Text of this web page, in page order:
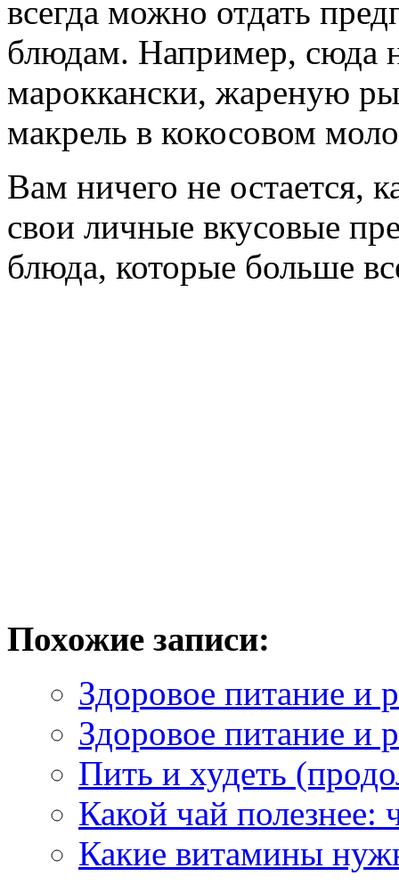
всегда можно отдать
блюдам. Например, сюда
мароккански, жареную
макрель в кокосовом
Вам ничего не остается,
свои личные вкусовые
блюда, которые больше
Похожие записи:
Здоровое питание и
Здоровое питание и
Пить и худеть
Какой чай полезнее:
Какие витамины